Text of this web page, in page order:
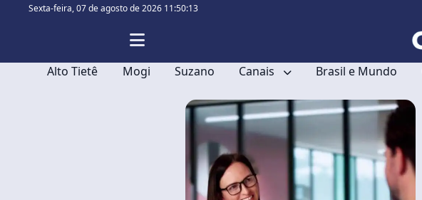
Sexta-feira,07 de agosto de 2026 11:50:13
Alto Tietê Mogi Suzano Canais Brasil e Mundo